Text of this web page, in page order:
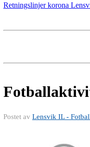
Retningslinjer korona
Postet av Lensvik IL -